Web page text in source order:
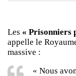
Les « Prisonniers
appelle le
massive :
« Nous